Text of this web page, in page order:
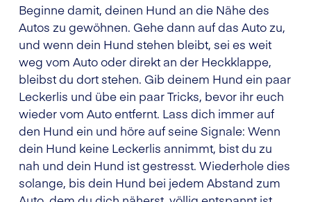
Beginne damit, deinen Hund an die Nähe des
Autos zu gewöhnen. Gehe dann auf das Auto zu,
und wenn dein Hund stehen bleibt, sei es weit
weg vom Auto oder direkt an der Heckklappe,
bleibst du dort stehen. Gib deinem Hund ein paar
Leckerlis und übe ein paar Tricks, bevor ihr euch
wieder vom Auto entfernt. Lass dich immer auf
den Hund ein und höre auf seine Signale: Wenn
dein Hund keine Leckerlis annimmt, bist du zu
nah und dein Hund ist gestresst. Wiederhole dies
solange, bis dein Hund bei jedem Abstand zum